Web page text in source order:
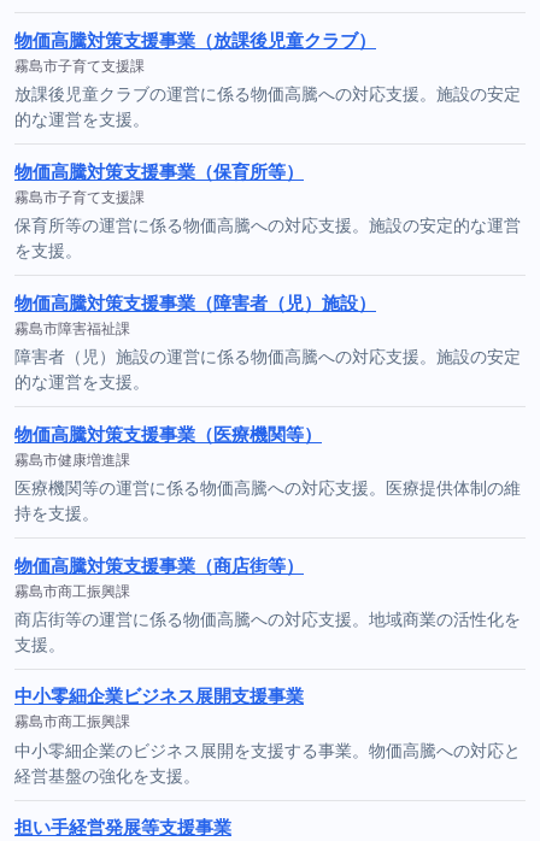
物価高騰対策支援事業（放課後児童クラブ）
霧島市子育て支援課
放課後児童クラブの運営に係る物価高騰への対応支援。施設の安定
的な運営を支援。
物価高騰対策支援事業（保育所等）
霧島市子育て支援課
保育所等の運営に係る物価高騰への対応支援。施設の安定的な運営
を支援。
物価高騰対策支援事業（障害者（児）施設）
霧島市障害福祉課
障害者（児）施設の運営に係る物価高騰への対応支援。施設の安定
的な運営を支援。
物価高騰対策支援事業（医療機関等）
霧島市健康増進課
医療機関等の運営に係る物価高騰への対応支援。医療提供体制の維
持を支援。
物価高騰対策支援事業（商店街等）
霧島市商工振興課
商店街等の運営に係る物価高騰への対応支援。地域商業の活性化を
支援。
中小零細企業ビジネス展開支援事業
霧島市商工振興課
中小零細企業のビジネス展開を支援する事業。物価高騰への対応と
経営基盤の強化を支援。
担い手経営発展等支援事業